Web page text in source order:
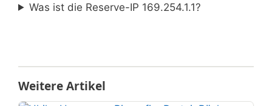
Was ist die Reserve-IP 169.254.1.1?
Weitere Artikel